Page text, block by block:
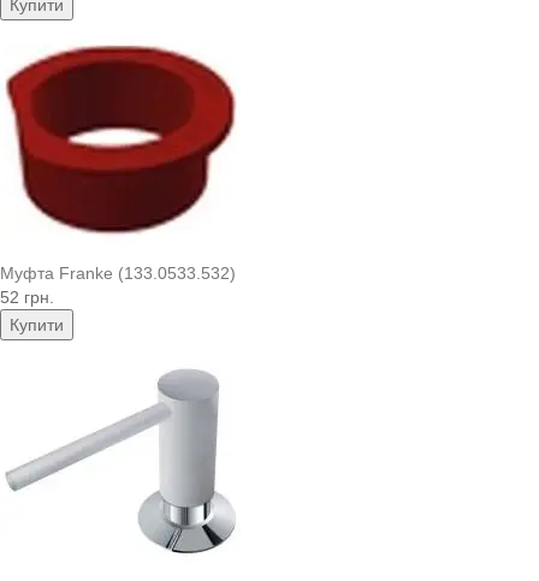
Купити
Муфта Franke (133.0533.532)
52 грн.
Купити